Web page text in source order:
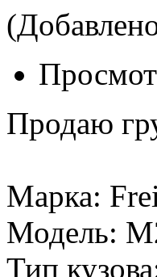
Продаю
Марка:
Модель:
Тип